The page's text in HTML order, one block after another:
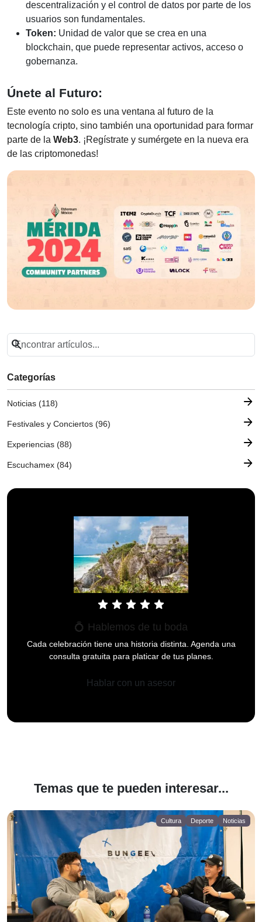
descentralización y el control de datos por parte de los
usuarios son fundamentales.
Token: Unidad de valor que se crea en una
blockchain, que puede representar activos, acceso o
gobernanza.
Únete al Futuro:
Este evento no solo es una ventana al futuro de la
tecnología cripto, sino también una oportunidad para formar
parte de la Web3. ¡Regístrate y sumérgete en la nueva era
de las criptomonedas!
search
Categorías
Noticias (118) arrow_forward
Festivales y Conciertos (96) arrow_forward
Experiencias (88) arrow_forward
Escuchamex (84) arrow_forward
star star star star star
💍 Hablemos de tu boda
Cada celebración tiene una historia distinta. Agenda una
consulta gratuita para platicar de tus planes.
Hablar con un asesor
Temas que te pueden interesar...
Cultura Deporte Noticias